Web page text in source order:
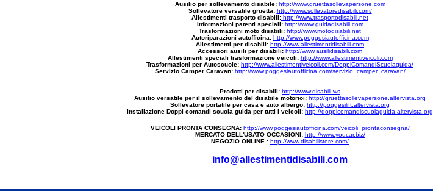
Ausilio per sollevamento disabile: http://www.gruettasollevapersone.com
Sollevatore versatile gruetta: http://www.sollevatoredisabili.com/
Allestimenti trasporto disabili: http://www.trasportodisabili.net
Informazioni patenti speciali: http://www.guidadisabili.com
Trasformazioni moto disabili: http://www.motodisabili.net
Autoriparazioni autofficina: http://www.poggesiautofficina.com
Allestimenti per disabili: http://www.allestimentidisabili.com
Accessori ausili per disabili: http://www.ausilidisabili.com
Allestimenti speciali trasformazione veicoli: http://www.allestimentiveicoli.com
Trasformazioni per Autoscuole: http://www.allestimentiveicoli.com/DoppiComandiScuolaguida/
Servizio Camper Caravan: http://www.poggesiautofficina.com/servizio_camper_caravan/
Prodotti per disabili: http://www.disabili.ws
Ausilio versatile per il sollevamento del disabile motorioi: http://gruettasollevapersone.altervista.org
Sollevatore portatile per casa e auto albergo: http://poggesilift.altervista.org
Installazione Doppi comandi scuola guida per tutti i veicoli: http://doppicomandiscuolaguida.altervista.org
VEICOLI PRONTA CONSEGNA: http://www.poggesiautofficina.com/veicoli_prontaconsegna/
MERCATO DELL'USATO OCCASIONI: http://www.youcar.biz/
NEGOZIO ONLINE : http://www.disabilistore.com/
info@allestimentidisabili.com